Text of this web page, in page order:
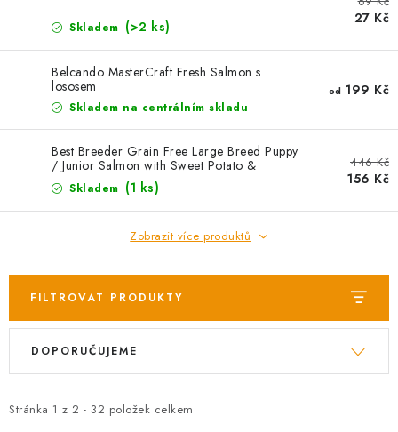
NOVINKY
OSTATNÍ
PETLOVER
Kontakt Možnosti dopravy
Hodnocení obchodu
Obchodní podmínky
Věrnostní slevy
Skladem (>2 ks)
27 Kč
Belcando MasterCraft Fresh Salmon s
lososem
Skladem na centrálním skladu
od 199 Kč
Best Breeder Grain Free Large Breed Puppy
/ Junior Salmon with Sweet Potato &
Vegetables 2 kg EXP 01/01/2024
Skladem (1 ks)
446 Kč
156 Kč
Zobrazit více produktů
FILTROVAT PRODUKTY
V
i
Stránka 1 z 2 - 32 položek celkem
Ř
e
DOPORUČUJEME